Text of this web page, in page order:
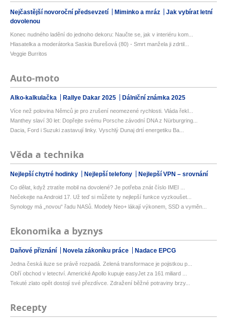
Nejčastější novoroční předsevzetí Miminko a mráz
Jak vybírat letní
dovolenou
Konec nudného ladění do jednoho dekoru: Naučte se, jak v interiéru kom...
Hlasatelka a moderátorka Saskia Burešová (80) - Smrt manžela ji zdrtil...
Veggie Burritos
Auto-moto
Alko-kalkulačka Rallye Dakar 2025 Dálniční známka 2025
Více než polovina Němců je pro zrušení neomezené rychlosti. Vláda řekl...
Manthey slaví 30 let: Dopřejte svému Porsche závodní DNA z Nürburgring...
Dacia, Ford i Suzuki zastavují linky. Vyschlý Dunaj drtí energetiku Ba...
Věda a technika
Nejlepší chytré hodinky Nejlepší telefony Nejlepší VPN – srovnání
Co dělat, když ztratíte mobil na dovolené? Je potřeba znát číslo IMEI ...
Nečekejte na Android 17. Už teď si můžete ty nejlepší funkce vyzkoušet...
Synology má „novou“ řadu NASů. Modely Neo+ lákají výkonem, SSD a vyměn...
Ekonomika a byznys
Daňové přiznání Novela zákoníku práce Nadace EPCG
Jedna česká iluze se právě rozpadá. Zelená transformace je pojistkou p...
Obří obchod v letectví. Americké Apollo kupuje easyJet za 161 miliard ...
Tekuté zlato opět dostojí své přezdívce. Zdražení běžné potraviny brzy...
Recepty